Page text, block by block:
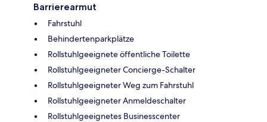
Barrierearmut
Fahrstuhl
Behindertenparkplätze
Rollstuhlgeeignete öffentliche Toilette
Rollstuhlgeeigneter Concierge-Schalter
Rollstuhlgeeigneter Weg zum Fahrstuhl
Rollstuhlgeeigneter Anmeldeschalter
Rollstuhlgeeignetes Businesscenter